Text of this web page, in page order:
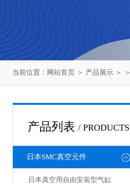
当前位置： 网站首页 ＞ 产品展示 ＞ ＞
产品列表 / PRODUCTS
日本SMC真空元件
日本真空用自由安装型气缸